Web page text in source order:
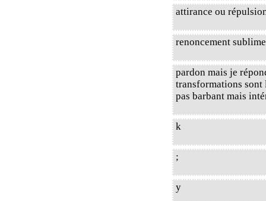
attirance ou
renoncement sublime
pardon mais je
transformations sont
pas barbant mais
k
;
y